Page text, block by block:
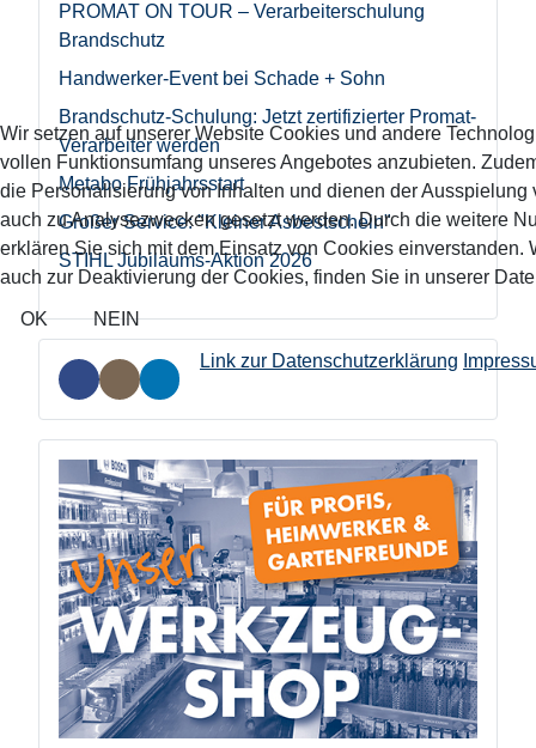
PROMAT ON TOUR – Verarbeiterschulung
Brandschutz
Handwerker-Event bei Schade + Sohn
Brandschutz-Schulung: Jetzt zertifizierter Promat-
Verarbeiter werden
Metabo Frühjahrsstart
Großer Service: "Kleiner Asbestschein"
STIHL Jubiläums-Aktion 2026
Wir setzen auf unserer Website Cookies und andere
vollen Funktionsumfang unseres Angebotes anzubieten.
die Personalisierung von Inhalten und dienen der Ausspielung
auch zu Analysezwecken gesetzt werden. Durch die weitere
erklären Sie sich mit dem Einsatz von Cookies einverstanden.
auch zur Deaktivierung der Cookies, finden Sie in unserer
OK NEIN
Link zur Datenschutzerklärung